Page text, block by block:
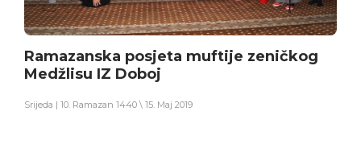
Ramazanska posjeta muftije zeničkog
Medžlisu IZ Doboj
Srijeda | 10. Ramazan 1440 \ 15. Maj 2019